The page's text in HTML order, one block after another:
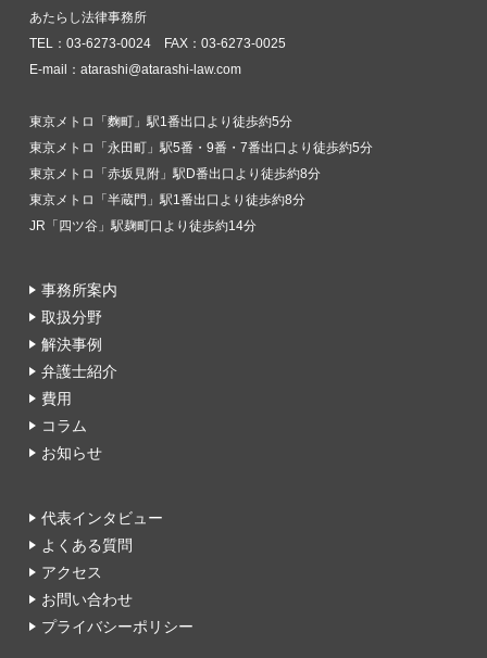
あたらし法律事務所
TEL：03-6273-0024 FAX：03-6273-0025
E-mail：atarashi@atarashi-law.com
東京メトロ「麴町」駅1番出口より徒歩約5分
東京メトロ「永田町」駅5番・9番・7番出口より徒歩約5分
東京メトロ「赤坂見附」駅D番出口より徒歩約8分
東京メトロ「半蔵門」駅1番出口より徒歩約8分
JR「四ツ谷」駅麹町口より徒歩約14分
事務所案内
取扱分野
解決事例
弁護士紹介
費用
コラム
お知らせ
代表インタビュー
よくある質問
アクセス
お問い合わせ
プライバシーポリシー